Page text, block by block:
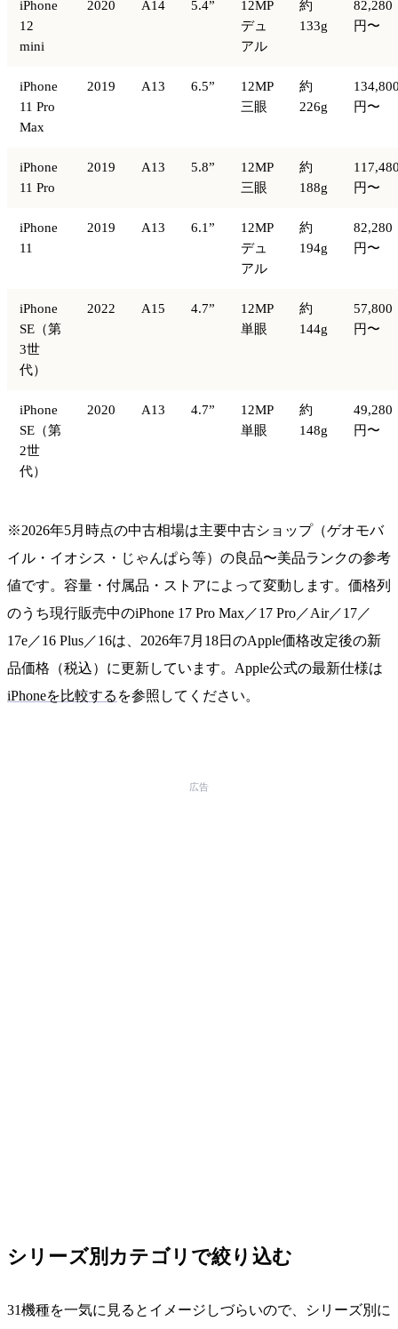
iPhone
12
mini
2020 A14 5.4”
12MP
デュ
アル
約
133g
82,280
円〜
iPhone
11 Pro
Max
2019 A13 6.5”
12MP
三眼
約
226g
円〜
iPhone
11 Pro
2019 A13 5.8”
12MP
三眼
約
188g
円〜
iPhone
11
2019 A13 6.1”
12MP
デュ
アル
約
194g
82,280
円〜
iPhone
SE（第
3世
代）
2022 A15 4.7”
12MP
単眼
約
144g
57,800
円〜
iPhone
SE（第
2世
代）
2020 A13 4.7”
12MP
単眼
約
148g
49,280
円〜
※2026年5月時点の中古相場は主要中古ショップ（ゲオモバ
イル・イオシス・じゃんぱら等）の良品〜美品ランクの参考
値です。容量・付属品・ストアによって変動します。価格列
のうち現行販売中のiPhone 17 Pro Max／17 Pro／Air／17／
17e／16 Plus／16は、2026年7月18日のApple価格改定後の新
品価格（税込）に更新しています。Apple公式の最新仕様は
iPhoneを比較する を参照してください。
広告
シリーズ別カテゴリで絞り込む
31機種を一気に見るとイメージしづらいので、シリーズ別に